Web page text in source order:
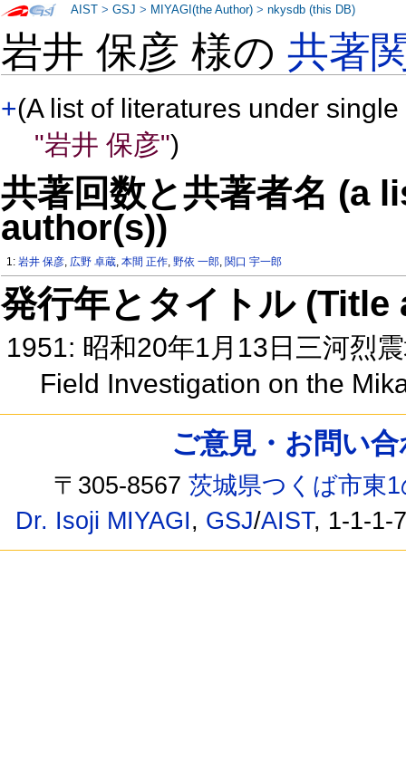
岩井 保彦 様の共著
+(A list of literatures under
"岩井 保彦")
共著回数と共著者名 (a
author(s))
1:岩井 保彦, 広野 卓蔵,本間 正作,野依 一郎, 関口 宇一郎
発行年とタイトル
1951: 昭和20年1月13日三河烈
Field Investigation on the
AIST >GSJ > MIYAGI(the Author) >nkysdb (this DB)
ご意見・お問い
〒305-8567茨城県つくば市東
Dr. Isoji MIYAGI, GSJ/AIST, 1-1-1-